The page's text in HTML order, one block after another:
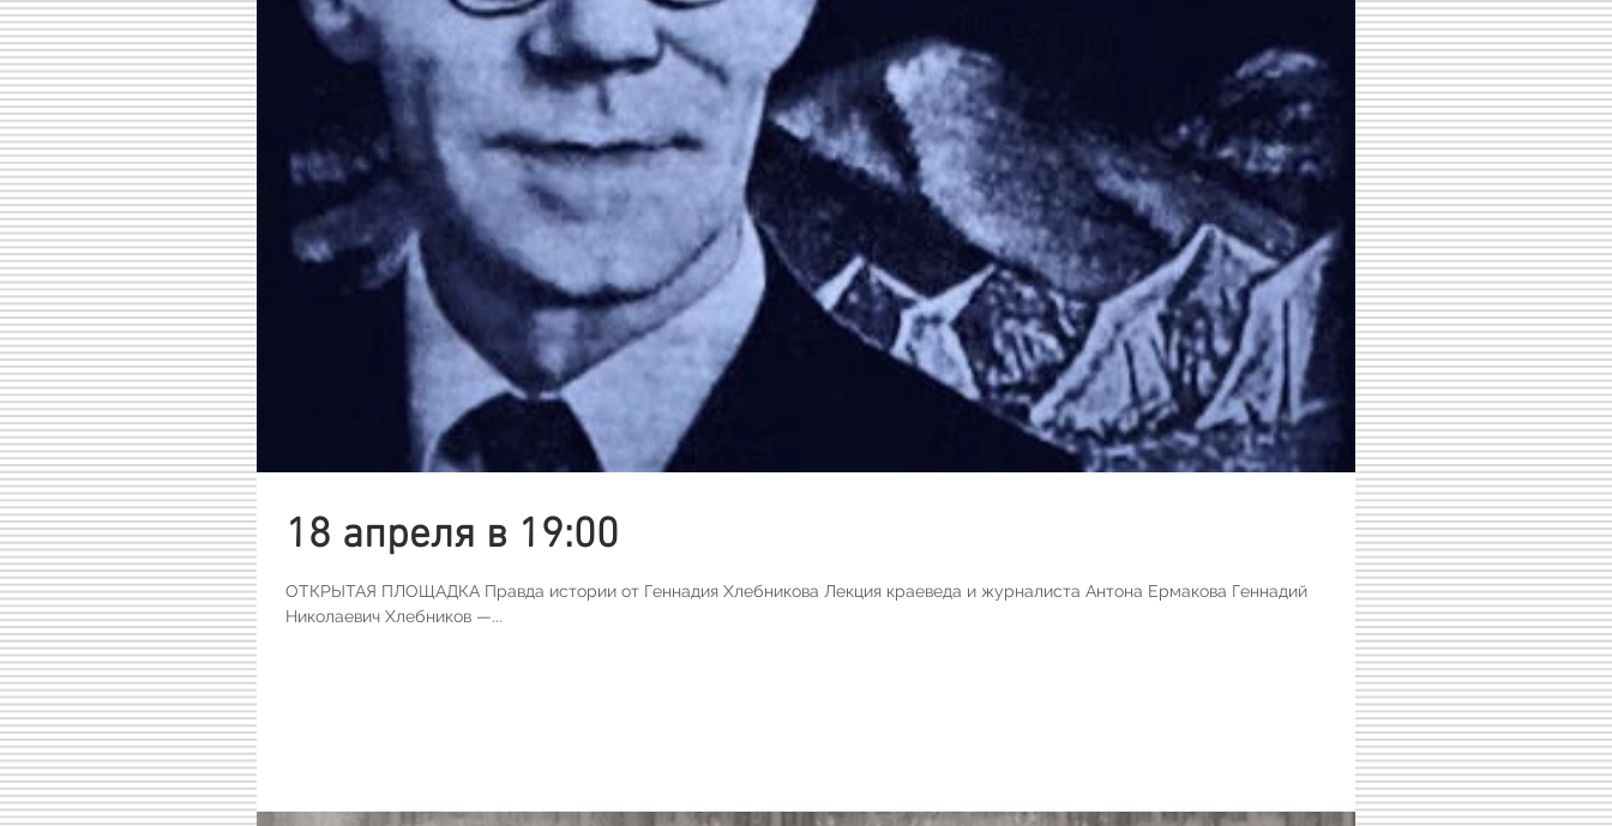
18 апреля в 19:00
ОТКРЫТАЯ ПЛОЩАДКА Правда истории от Геннадия Хлебникова Лекция краеведа и журналиста Антона Ермакова Геннадий
Николаевич Хлебников —...